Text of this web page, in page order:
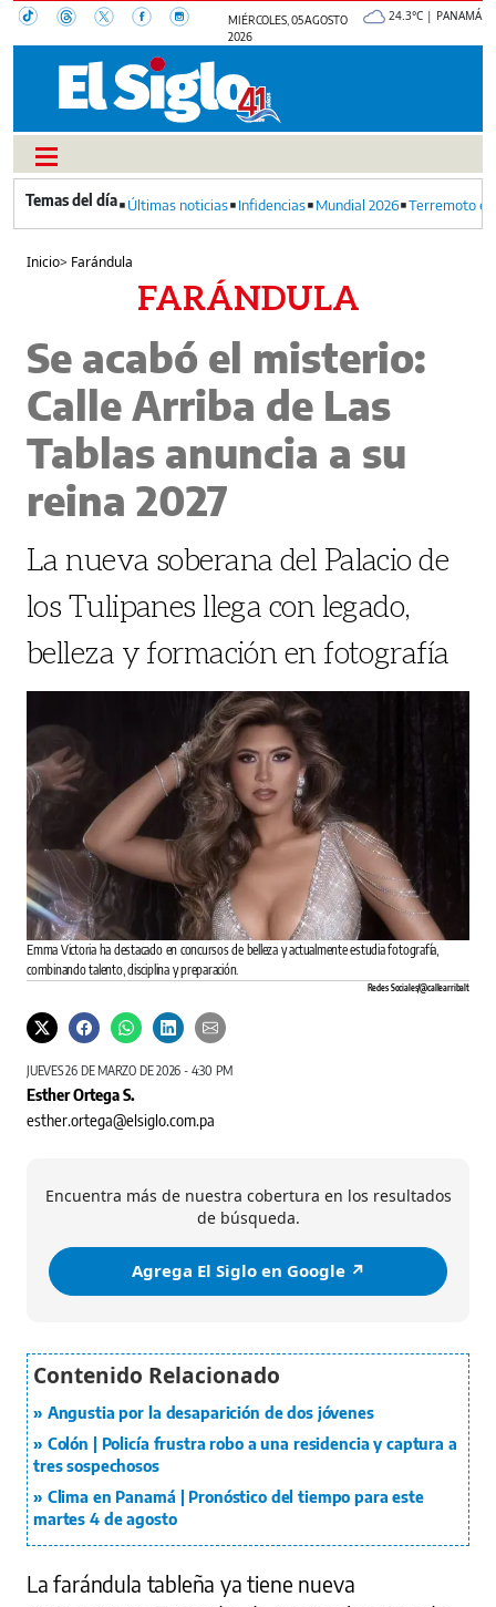
MIÉRCOLES, 05 AGOSTO
2026
24.3°C | PANAMÁ
Últimas noticias Infidencias Mundial 2026 Terremoto
Inicio> Farándula
FARÁNDULA
Se acabó el misterio:
Calle Arriba de Las
Tablas anuncia a su
reina 2027
La nueva soberana del Palacio de
los Tulipanes llega con legado,
belleza y formación en fotografía
Emma Victoria ha destacado en concursos de belleza y actualmente estudia fotografía,
combinando talento, disciplina y preparación.
Redes Sociales/@callearribalt
JUEVES 26 DE MARZO DE 2026 - 4:30 PM
Esther Ortega S.
esther.ortega@elsiglo.com.pa
Encuentra más de nuestra cobertura en los resultados
de búsqueda.
Agrega El Siglo en Google ↗️
Angustia por la desaparición de dos jóvenes
Colón | Policía frustra robo a una residencia y captura a
tres sospechosos
Clima en Panamá | Pronóstico del tiempo para este
martes 4 de agosto
La farándula tableña ya tiene nueva